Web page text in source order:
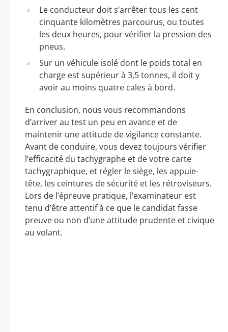
Le conducteur doit s’arrêter tous les cent
cinquante kilomètres parcourus, ou toutes
les deux heures, pour vérifier la pression des
pneus.
Sur un véhicule isolé dont le poids total en
charge est supérieur à 3,5 tonnes, il doit y
avoir au moins quatre cales à bord.
En conclusion, nous vous recommandons
d’arriver au test un peu en avance et de
maintenir une attitude de vigilance constante.
Avant de conduire, vous devez toujours vérifier
l’efficacité du tachygraphe et de votre carte
tachygraphique, et régler le siège, les appuie-
tête, les ceintures de sécurité et les rétroviseurs.
Lors de l’épreuve pratique, l’examinateur est
tenu d’être attentif à ce que le candidat fasse
preuve ou non d’une attitude prudente et civique
au volant.